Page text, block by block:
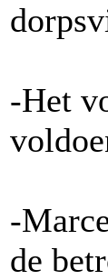
-Het
-
de